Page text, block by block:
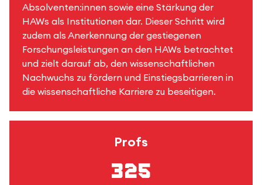
Absolventen:innen sowie eine Stärkung der
HAWs als Institutionen dar. Dieser Schritt wird
zudem als Anerkennung der gestiegenen
Forschungsleistungen an den HAWs betrachtet
und zielt darauf ab, den wissenschaftlichen
Nachwuchs zu fördern und Einstiegsbarrieren in
die wissenschaftliche Karriere zu beseitigen.
Profs
325